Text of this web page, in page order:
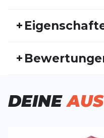
+
Geschlecht:
+
DEINE